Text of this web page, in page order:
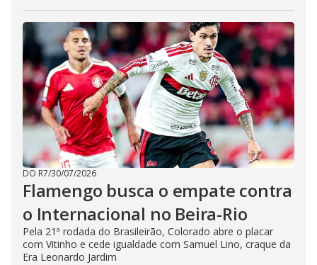
DO R7/30/07/2026
Flamengo busca o empate contra
o Internacional no Beira-Rio
Pela 21ª rodada do Brasileirão, Colorado abre o placar
com Vitinho e cede igualdade com Samuel Lino, craque da
Era Leonardo Jardim